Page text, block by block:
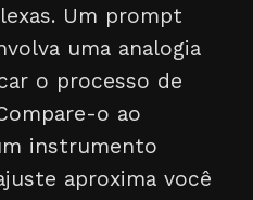
Um prompt
uma analogia
o processo de
o ao
instrumento
aproxima você